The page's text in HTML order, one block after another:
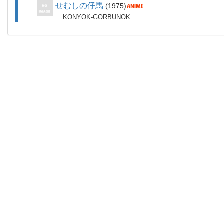
せむしの仔馬 1975
KONYOK-GORBUNOK